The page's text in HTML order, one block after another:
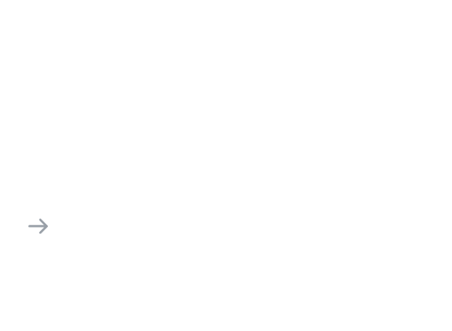
Mes petits-enfants viennent passer le